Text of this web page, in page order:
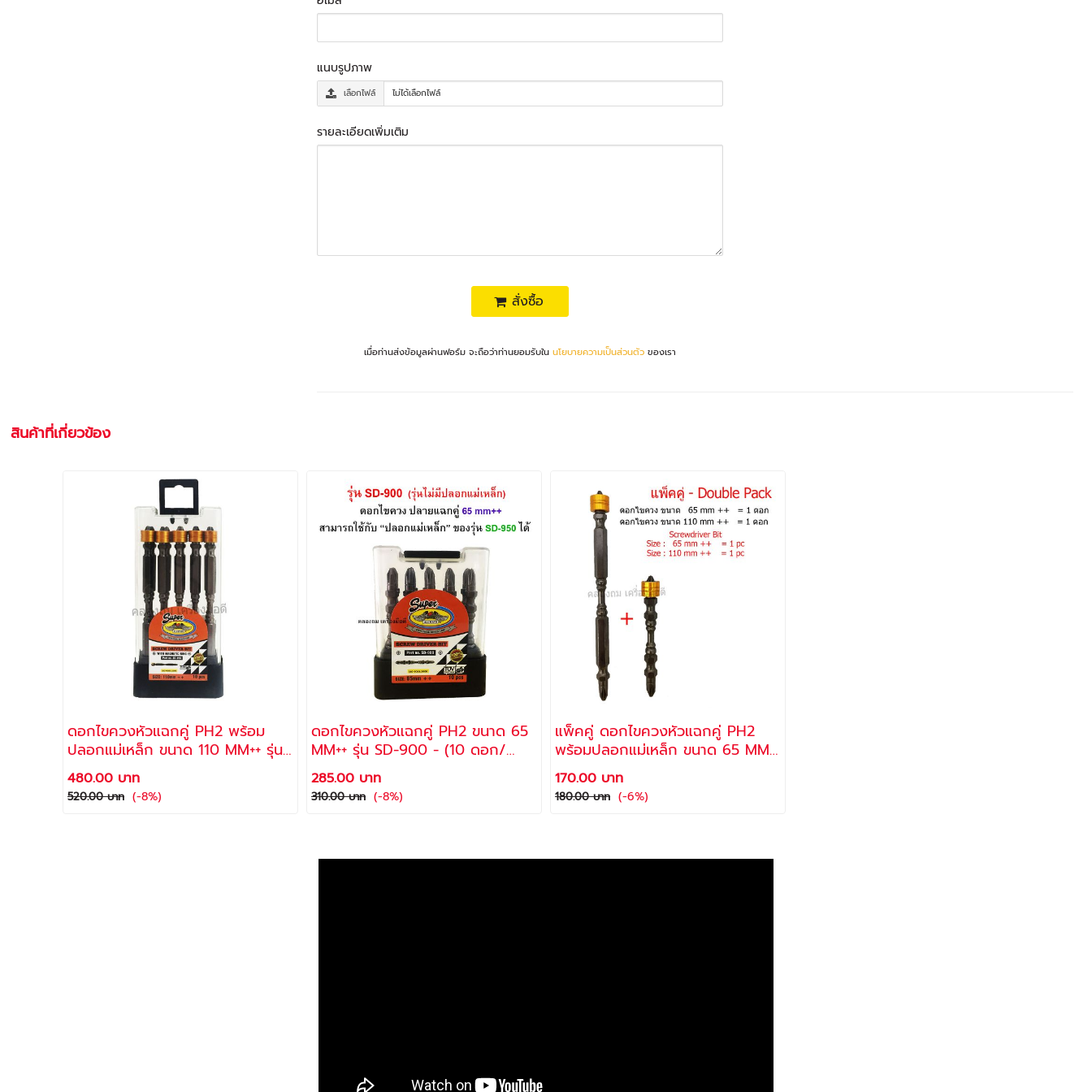
แนบรูปภาพ
เลือกไฟล์ ไม่ได้เลือกไฟล์
รายละเอียดเพิ่มเติม
สั่งซื้อ
เมื่อท่านส่งข้อมูลผ่านฟอร์ม จะถือว่าท่านยอมรับใน นโยบายความเป็นส่วนตัวของเรา
สินค้าที่เกี่ยวข้อง
ดอกไขควงหัวแฉกคู่ PH2 พร้อม
ปลอกแม่เหล็ก ขนาด 110 MM++ รุ่น
SD-950 - (10 ดอก/แพ็ค) / Super
Allways
480.00 บาท
520.00 บาท (-8%)
ดอกไขควงหัวแฉกคู่ PH2 ขนาด 65
MM++ รุ่น SD-900 - (10 ดอก/
แพ็ค) / Super Allways
285.00 บาท
310.00 บาท (-8%)
แพ็คคู่ ดอกไขควงหัวแฉกคู่ PH2
พร้อมปลอกแม่เหล็ก ขนาด 65 MM
&110 MM รุ่น SD-950 (ไซล์ละ 1
ดอก) / Super Allways
170.00 บาท
180.00 บาท (-6%)